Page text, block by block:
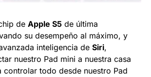
de Apple S5 de última
su desempeño al máximo, y
inteligencia de Siri,
nuestro Pad mini a nuestra casa
controlar todo desde nuestro Pad